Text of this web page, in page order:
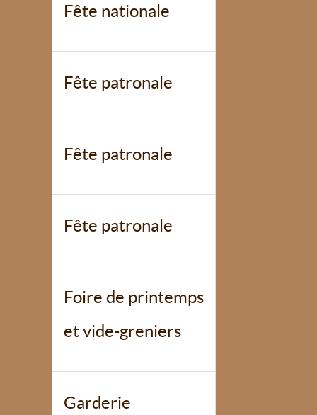
Fête nationale
Fête patronale
Fête patronale
Fête patronale
Foire de printemps
et vide-greniers
Garderie